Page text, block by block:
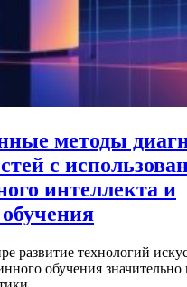
методы
с
интеллекта и
развитие технологий
обучения значительно